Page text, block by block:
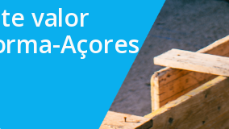
valor
Açores